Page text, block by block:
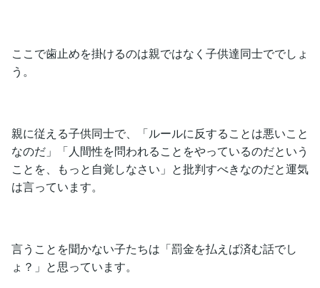
ここで歯止めを掛けるのは親ではなく子供達同士ででしょ
う。
親に従える子供同士で、「ルールに反することは悪いこと
なのだ」「人間性を問われることをやっているのだという
ことを、もっと自覚しなさい」と批判すべきなのだと運気
は言っています。
言うことを聞かない子たちは「罰金を払えば済む話でし
ょ？」と思っています。